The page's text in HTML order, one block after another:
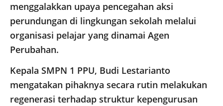
menggalakkan upaya pencegahan aksi
perundungan di lingkungan sekolah melalui
organisasi pelajar yang dinamai Agen
Perubahan.
Kepala SMPN 1 PPU, Budi Lestarianto
mengatakan pihaknya secara rutin melakukan
regenerasi terhadap struktur kepengurusan